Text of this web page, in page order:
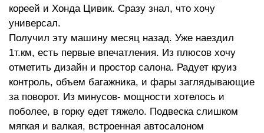
кореей и Хонда Цивик. Сразу знал, что хочу
универсал.
Получил эту машину месяц назад. Уже наездил
1т.км, есть первые впечатления. Из плюсов хочу
отметить дизайн и простор салона. Радует круиз
контроль, объем багажника, и фары заглядывающие
за поворот. Из минусов- мощности хотелось и
поболее, в горку едет тяжело. Подвеска слишком
мягкая и валкая, встроенная автосалоном